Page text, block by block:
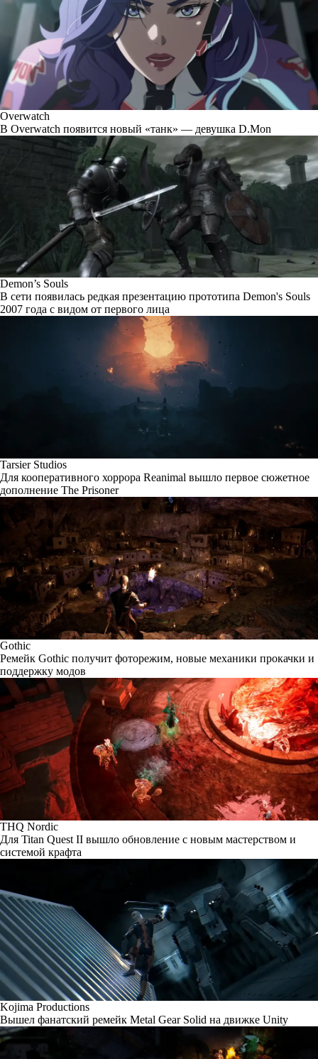
Overwatch
В Overwatch появится новый «танк» — девушка D.Mon
Demon’s Souls
В сети появилась редкая презентацию прототипа Demon's Souls
2007 года с видом от первого лица
Tarsier Studios
Для кооперативного хоррора Reanimal вышло первое сюжетное
дополнение The Prisoner
Gothic
Ремейк Gothic получит фоторежим, новые механики прокачки и
поддержку модов
THQ Nordic
Для Titan Quest II вышло обновление с новым мастерством и
системой крафта
Kojima Productions
Вышел фанатский ремейк Metal Gear Solid на движке Unity